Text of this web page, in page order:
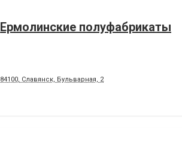
Ермолинские полуфабрикаты
84100, Славянск, Бульварная, 2